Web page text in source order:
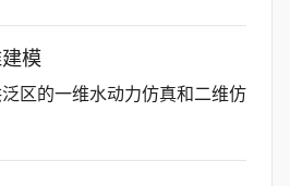
模
区的一维水动力仿真和二维仿